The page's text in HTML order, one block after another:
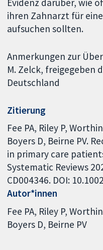
Evidenz darüber, wie
ihren Zahnarzt für
aufsuchen sollten.
Anmerkungen zur
M. Zelck, freigegeben
Deutschland
Zitierung
Fee PA, Riley P,
Boyers D, Beirne PV.
in primary care
Systematic Reviews
CD004346. DOI:
Autor*innen
Fee PA Riley P
Boyers D Beirne PV